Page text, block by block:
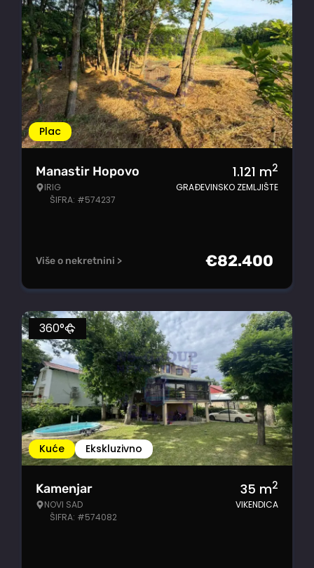
Plac
Manastir Hopovo
IRIG
ŠIFRA: #574237
1.121 m2
GRAĐEVINSKO ZEMLJIŠTE
Više o nekretnini > €82.400
Kuće Ekskluzivno
360°
Kamenjar
NOVI SAD
ŠIFRA: #574082
35 m2
VIKENDICA